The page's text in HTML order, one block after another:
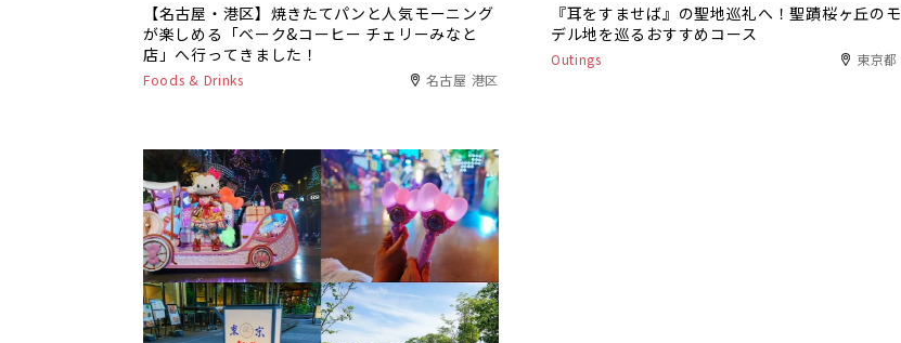
【名古屋・港区】焼きたてパンと人気モーニング
が楽しめる「ベーク&コーヒー チェリーみなと
店」へ行ってきました！
Foods & Drinks 名古屋 港区
『耳をすませば』の聖地巡礼へ！聖蹟桜ヶ丘のモ
デル地を巡るおすすめコース
Outings 東京都